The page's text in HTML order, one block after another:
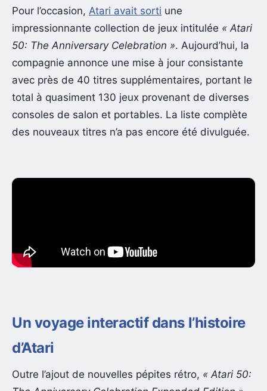
Pour l’occasion, Atari avait sorti une
impressionnante collection de jeux intitulée « Atari
50: The Anniversary Celebration ». Aujourd’hui, la
compagnie annonce une mise à jour consistante
avec près de 40 titres supplémentaires, portant le
total à quasiment 130 jeux provenant de diverses
consoles de salon et portables. La liste complète
des nouveaux titres n’a pas encore été divulguée.
Un voyage interactif dans l’histoire
d’Atari
Outre l’ajout de nouvelles pépites rétro, « Atari 50: